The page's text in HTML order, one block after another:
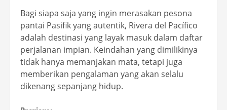
Bagi siapa saja yang ingin merasakan pesona
pantai Pasifik yang autentik, Rivera del Pacífico
adalah destinasi yang layak masuk dalam daftar
perjalanan impian. Keindahan yang dimilikinya
tidak hanya memanjakan mata, tetapi juga
memberikan pengalaman yang akan selalu
dikenang sepanjang hidup.